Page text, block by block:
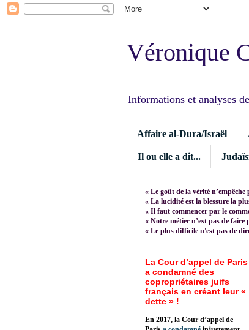
Véronique
Informations et analyses
Affaire al-Dura/Israël
Il ou elle a dit...
« Le goût de la vérité
« La lucidité est la blessure la
« Il faut commencer par le
« Notre métier n’est pas de
« Le plus difficile n'est pas de
La Cour d’appel de Paris
a condamné des
copropriétaires juifs
français en créant leur «
dette » !
En 2017, la Cour d’appel de